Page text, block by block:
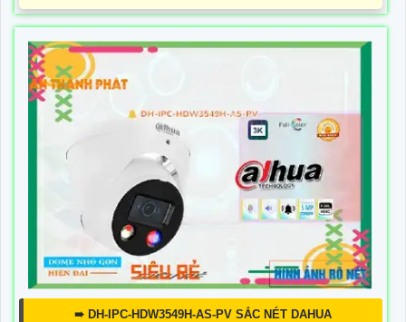
➠ DH-IPC-HDW3549H-AS-PV SẮC NÉT DAHUA